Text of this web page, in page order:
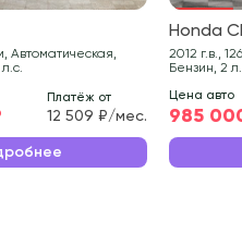
Платёж от
12 509 ₽/мес.
Honda
2012 г.в., 126 000 км, Автоматическая,
Бензин, 2
Цена авто
985